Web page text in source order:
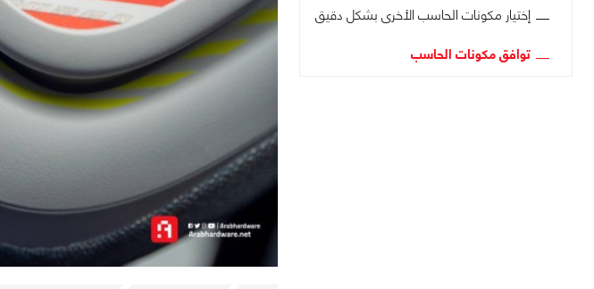
إختيار مكونات الحاسب الأخرى بشكل دقيق
توافق مكونات الحاسب